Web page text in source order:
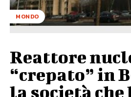
MONDO
Reattore
“crepato” in
la società che